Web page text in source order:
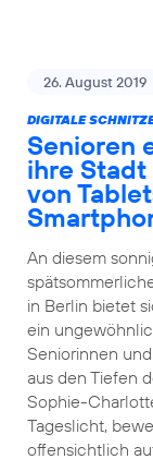
26. August 2019
DIGITALE
Senioren
ihre
von
An diesem
in Berlin bietet
ein
Seniorinnen
aus den Tiefen
Sophie-
Tageslicht,
offensichtlich